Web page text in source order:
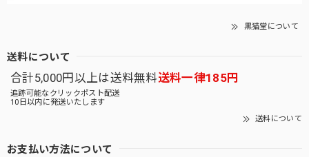
黒猫堂について
送料について
合計5,000円以上は送料無料送料一律185円
追跡可能なクリックポスト配送
10日以内に発送いたします
送料について
お支払い方法について